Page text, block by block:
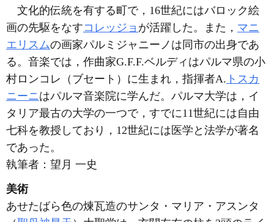
文化的伝統を有する町で，16世紀にはバロック絵
画の先駆をなすコレッジョ が活躍した。また， マニ
エリスムの画家パルミジャニーノは同市の出身であ
る。音楽では，作曲家G.F.F.ベルディはパルマ県の小
村ロンコレ（ブセート）に生まれ，指揮者A. トスカ
ニーニはパルマ音楽院に学んだ。パルマ大学は，イ
タリア最古の大学の一つで，すでに11世紀には自由
七科を教授しており，12世紀には医学と法学が著名
であった。
執筆者： 望月 一史
美術
あせたばら色の煉瓦造のサンタ・マリア・アスンタ